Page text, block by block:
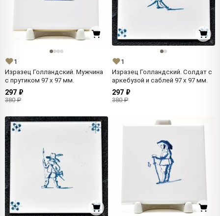
1
Изразец Голландский. Мужчина
с прутиком 97 x 97 мм.
297 ₽
380 ₽
1
Изразец Голландский. Солдат с
аркебузой и саблей 97 x 97 мм.
297 ₽
380 ₽